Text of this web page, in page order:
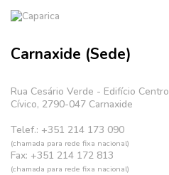
Carnaxide (Sede)
Rua Cesário Verde - Edifício Centro
Cívico, 2790-047 Carnaxide
Telef.: +351 214 173 090
(chamada para rede fixa nacional)
Fax: +351 214 172 813
(chamada para rede fixa nacional)